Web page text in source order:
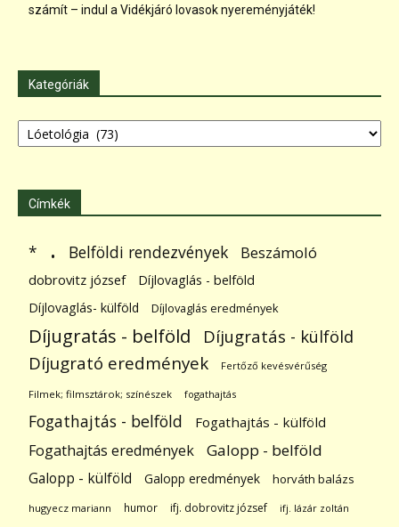
számít – indul a Vidékjáró lovasok nyereményjáték!
Kategóriák
Kategóriák
Címkék
* . Belföldi rendezvények Beszámoló
dobrovitz józsef
Díjlovaglás - belföld
Díjlovaglás- külföld
Díjlovaglás eredmények
Díjugratás - belföld Díjugratás - külföld
Díjugrató eredmények Fertőző kevésvérűség
Filmek; filmsztárok; színészek fogathajtás
Fogathajtás - belföld Fogathajtás - külföld
Fogathajtás eredmények Galopp - belföld
Galopp - külföld Galopp eredmények horváth balázs
hugyecz mariann humor ifj. dobrovitz józsef ifj. lázár zoltán